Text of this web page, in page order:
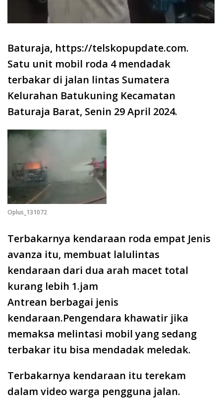
Baturaja, https://telskopupdate.com.
Satu unit mobil roda 4 mendadak
terbakar di jalan lintas Sumatera
Kelurahan Batukuning Kecamatan
Baturaja Barat, Senin 29 April 2024.
Oplus_131072
Terbakarnya kendaraan roda empat Jenis
avanza itu, membuat lalulintas
kendaraan dari dua arah macet total
kurang lebih 1.jam
Antrean berbagai jenis
kendaraan.Pengendara khawatir jika
memaksa melintasi mobil yang sedang
terbakar itu bisa mendadak meledak.
Terbakarnya kendaraan itu terekam
dalam video warga pengguna jalan.